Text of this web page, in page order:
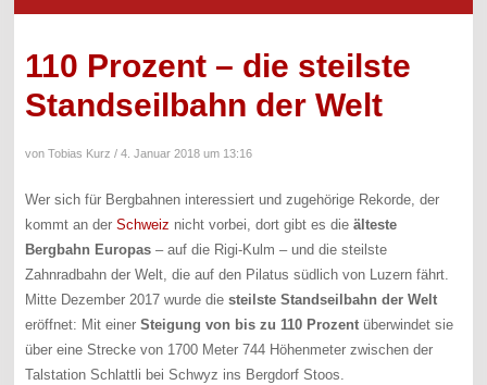
110 Prozent – die steilste
Standseilbahn der Welt
von Tobias Kurz /4. Januar 2018 um 13:16
Wer sich für Bergbahnen interessiert und zugehörige Rekorde, der
kommt an derSchweiz nicht vorbei, dort gibt es dieälteste
Bergbahn Europas – auf die Rigi-Kulm ­– und die steilste
Zahnradbahn der Welt, die auf den Pilatus südlich von Luzern fährt.
Mitte Dezember 2017 wurde diesteilste Standseilbahn der Welt
eröffnet: Mit einerSteigung von bis zu 110 Prozent überwindet sie
über eine Strecke von 1700 Meter 744 Höhenmeter zwischen der
Talstation Schlattli bei Schwyz ins Bergdorf Stoos.